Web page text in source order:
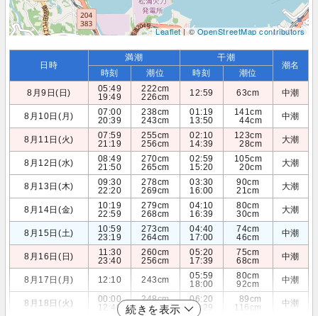
Leaflet| ©OpenStreetMap contributors
日時
満潮 干潮
潮名
時刻 潮位 時刻
潮位
8月9日(日)
05:49
19:49
222cm
226cm
12:59 63cm 中潮
8月10日(月)
07:00
20:39
238cm
243cm
01:19
13:50
141cm
44cm
中潮
8月11日(火)
07:59
21:19
255cm
256cm
02:10
14:39
123cm
28cm
大潮
8月12日(水)
08:49
21:50
270cm
265cm
02:59
15:20
105cm
20cm
大潮
8月13日(木)
09:30
22:20
278cm
269cm
03:30
16:00
90cm
21cm
大潮
8月14日(金)
10:19
22:59
279cm
268cm
04:10
16:39
80cm
30cm
大潮
8月15日(土)
10:59
23:19
273cm
264cm
04:40
17:00
74cm
46cm
中潮
8月16日(日)
11:30
23:40
260cm
256cm
05:20
17:39
75cm
68cm
中潮
8月17日(月) 12:10 243cm
05:59
18:00
80cm
92cm
中潮
8月18日(火)
00:00
12:49
248cm
222cm
06:20
18:29
89cm
116cm
中潮
続きを表示